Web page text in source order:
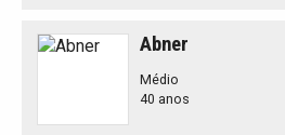
Abner
Médio
40 anos